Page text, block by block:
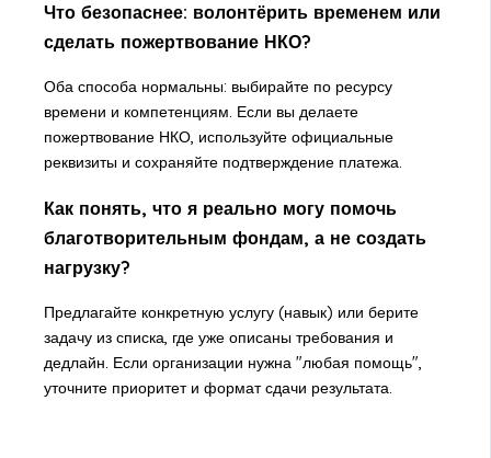
Что безопаснее: волонтёрить временем или
сделать пожертвование НКО?
Оба способа нормальны: выбирайте по ресурсу
времени и компетенциям. Если вы делаете
пожертвование НКО, используйте официальные
реквизиты и сохраняйте подтверждение платежа.
Как понять, что я реально могу помочь
благотворительным фондам, а не создать
нагрузку?
Предлагайте конкретную услугу (навык) или берите
задачу из списка, где уже описаны требования и
дедлайн. Если организации нужна "любая помощь",
уточните приоритет и формат сдачи результата.